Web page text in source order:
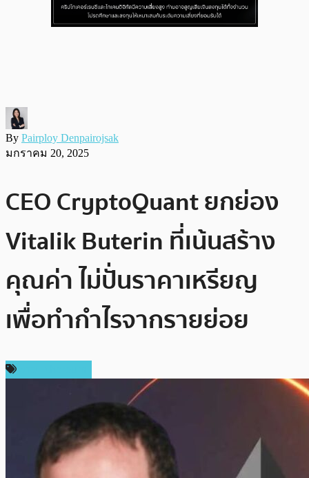
By Pairploy Denpairojsak
มกราคม 20, 2025
CEO CryptoQuant ยกย่อง
Vitalik Buterin ที่เน้นสร้าง
คุณค่า ไม่ปั่นราคาเหรียญ
เพื่อทำกำไรจากรายย่อย